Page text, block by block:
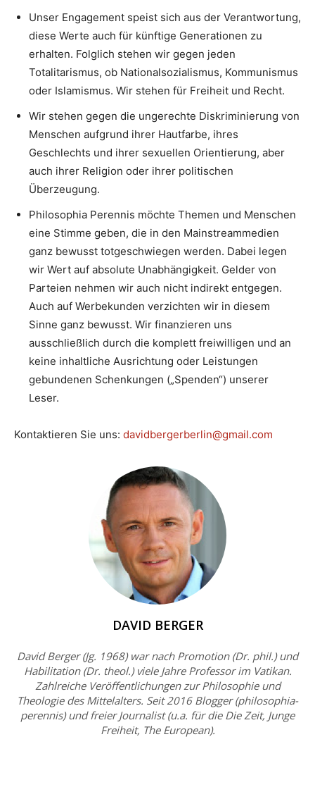
Unser Engagement speist sich aus der Verantwortung,
diese Werte auch für künftige Generationen zu
erhalten. Folglich stehen wir gegen jeden
Totalitarismus, ob Nationalsozialismus, Kommunismus
oder Islamismus. Wir stehen für Freiheit und Recht.
Wir stehen gegen die ungerechte Diskriminierung von
Menschen aufgrund ihrer Hautfarbe, ihres
Geschlechts und ihrer sexuellen Orientierung, aber
auch ihrer Religion oder ihrer politischen
Überzeugung.
Philosophia Perennis möchte Themen und Menschen
eine Stimme geben, die in den Mainstreammedien
ganz bewusst totgeschwiegen werden. Dabei legen
wir Wert auf absolute Unabhängigkeit. Gelder von
Parteien nehmen wir auch nicht indirekt entgegen.
Auch auf Werbekunden verzichten wir in diesem
Sinne ganz bewusst. Wir finanzieren uns
ausschließlich durch die komplett freiwilligen und an
keine inhaltliche Ausrichtung oder Leistungen
gebundenen Schenkungen („Spenden“) unserer
Leser.
Kontaktieren Sie uns: davidbergerberlin@gmail.com
DAVID BERGER
David Berger (Jg. 1968) war nach Promotion (Dr. phil.) und
Habilitation (Dr. theol.) viele Jahre Professor im Vatikan.
Zahlreiche Veröffentlichungen zur Philosophie und
Theologie des Mittelalters. Seit 2016 Blogger (philosophia-
perennis) und freier Journalist (u.a. für die Die Zeit, Junge
Freiheit, The European).